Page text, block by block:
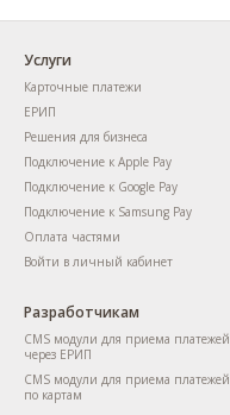
Услуги
Карточные платежи
ЕРИП
Решения для бизнеса
Подключение к Apple Pay
Подключение к Google Pay
Подключение к Samsung Pay
Оплата частями
Войти в личный кабинет
Разработчикам
CMS модули для приема платежей
через ЕРИП
CMS модули для приема платежей
по картам